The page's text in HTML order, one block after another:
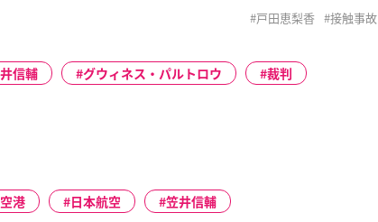
には戸田さんの事務所社長も駆けつけ、記者と知るとかなり
#戸田恵梨香 #接触事故
信輔 グウィネス・パルトロウ
裁判
港 日本航空
笠井信輔